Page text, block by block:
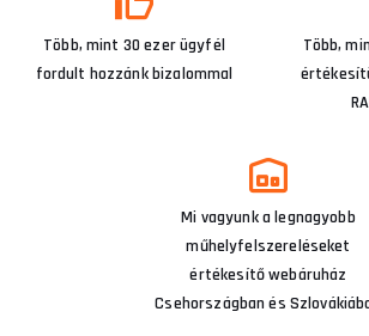
Több, mint 30 ezer ügyfél
fordult hozzánk bizalommal
Több,
Mi vagyunk a legnagyobb
műhelyfelszereléseket
értékesítő webáruház
Csehországban és